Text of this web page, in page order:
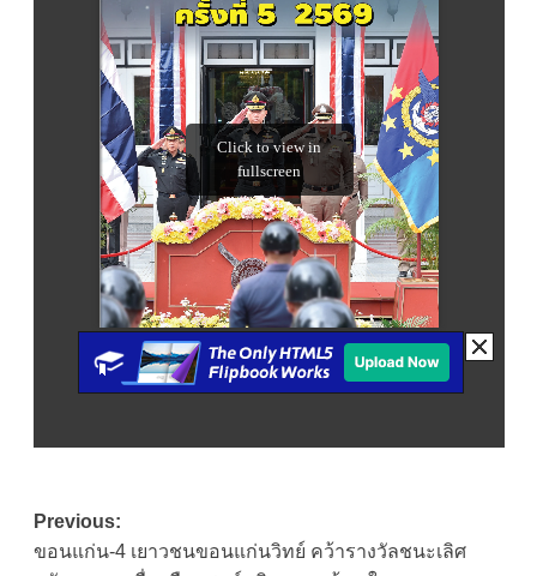
Post
navigation
Previous:
ขอนแก่น-4 เยาวชนขอนแก่นวิทย์ คว้ารางวัลชนะเลิศ